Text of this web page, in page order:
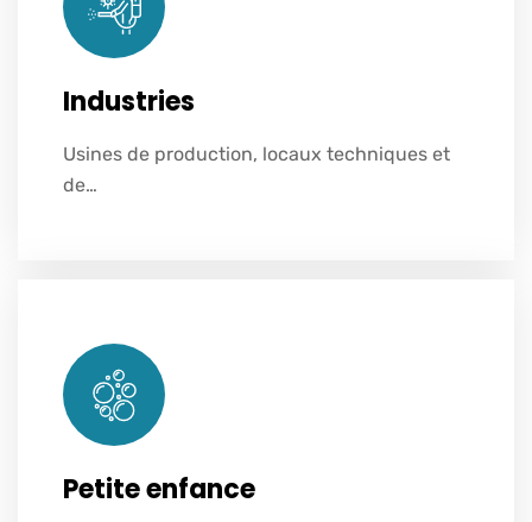
Industries
Usines de production, locaux techniques et
de…
Voir plus
Petite enfance